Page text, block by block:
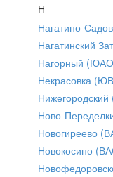
Н
Нагатино-
Нагатинский
Нагорный
Некрасовка
Ново-
Новогиреево
Новокосино